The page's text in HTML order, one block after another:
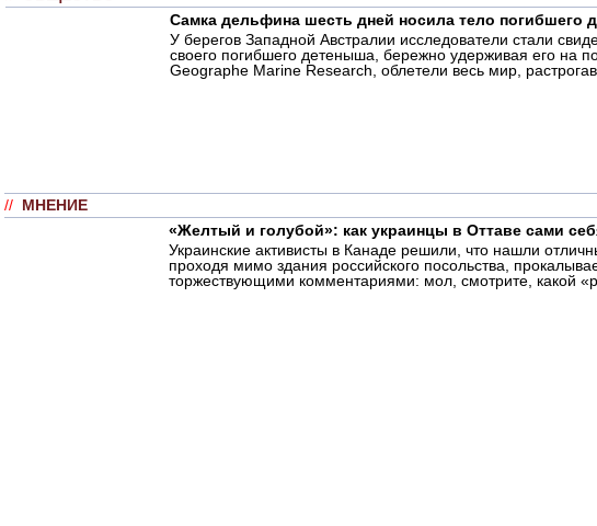
Самка дельфина шесть дней носила тело погибшего
У берегов Западной Австралии исследователи стали
своего погибшего детеныша, бережно удерживая его на
Geographe Marine Research, облетели весь мир,
// МНЕНИЕ
«Желтый и голубой»: как украинцы в Оттаве сами
Украинские активисты в Канаде решили, что нашли
проходя мимо здания российского посольства,
торжествующими комментариями: мол, смотрите, какой